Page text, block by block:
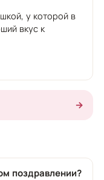
у которой в
вкус к
→
поздравлении?